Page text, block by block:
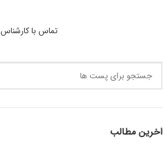
تماس با کارشناس
اخرین مطالب